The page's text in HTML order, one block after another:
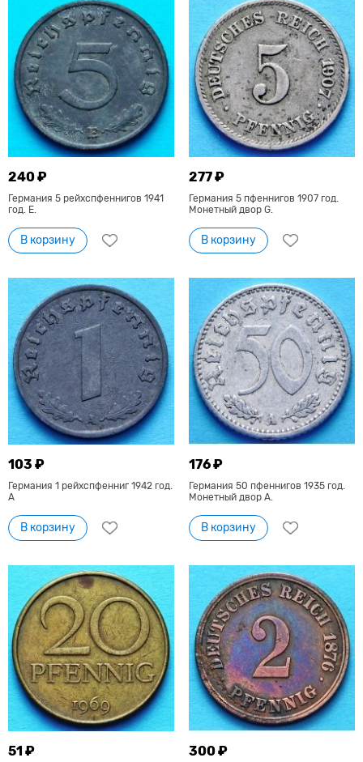
240 ₽
Германия 5 рейхспфеннигов 1941
год. Е.
В корзину
277 ₽
Германия 5 пфеннигов 1907 год.
Монетный двор G.
В корзину
103 ₽
Германия 1 рейхспфенниг 1942 год.
А
В корзину
176 ₽
Германия 50 пфеннигов 1935 год.
Монетный двор A.
В корзину
51 ₽ 300 ₽